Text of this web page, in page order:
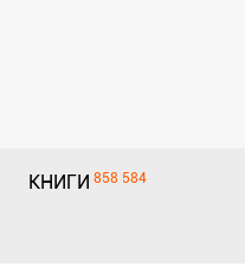
КНИГИ 858 584